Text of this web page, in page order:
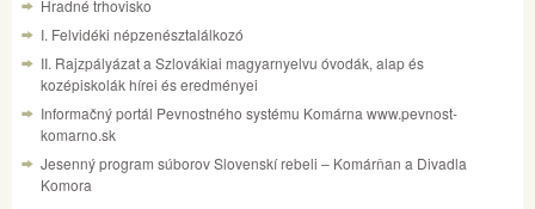
Hradné trhovisko
I. Felvidéki népzenésztalálkozó
II. Rajzpályázat a Szlovákiai magyarnyelvu óvodák, alap és
kozépiskolák hírei és eredményei
Informačný portál Pevnostného systému Komárna www.pevnost-
komarno.sk
Jesenný program súborov Slovenskí rebeli – Komárňan a Divadla
Komora